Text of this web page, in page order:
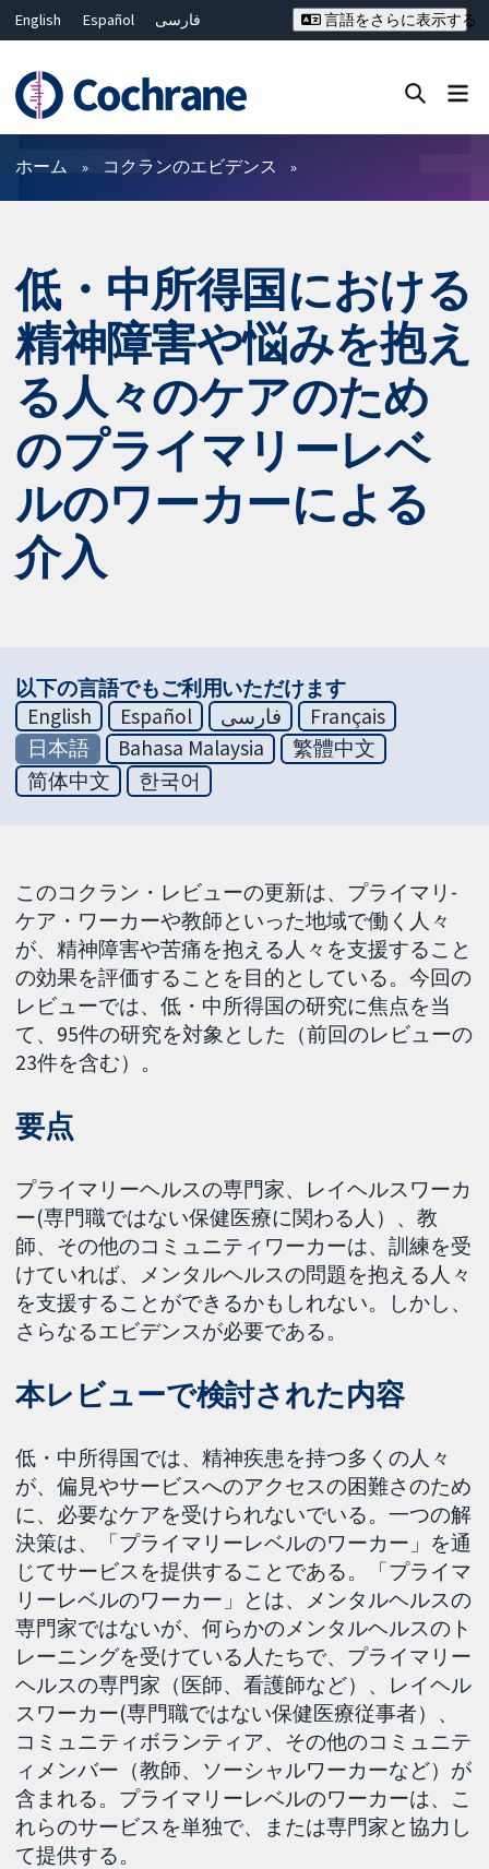
English Español
فارسی
Deutsch
Bahasa Malaysia
ไทย
繁體中文
简体中文
言語をさらに表示する
フィルター
ホーム コクランのエビデンス
低・中所得国における
精神障害や悩みを抱え
る人々のケアのため
のプライマリーレベ
ルのワーカーによる
介入
以下の言語でもご利用いただけます
English
Español فارسی
Français
日本語
Bahasa Malaysia
繁體中文
简体中文
한국어
このコクラン・レビューの更新は、プライマリ-
ケア・ワーカーや教師といった地域で働く人々
が、精神障害や苦痛を抱える人々を支援すること
の効果を評価することを目的としている。今回の
レビューでは、低・中所得国の研究に焦点を当
て、95件の研究を対象とした（前回のレビューの
23件を含む）。
要点
プライマリーヘルスの専門家、レイヘルスワーカ
ー(専門職ではない保健医療に関わる人）、教
師、その他のコミュニティワーカーは、訓練を受
けていれば、メンタルヘルスの問題を抱える人々
を支援することができるかもしれない。しかし、
さらなるエビデンスが必要である。
本レビューで検討された内容
低・中所得国では、精神疾患を持つ多くの人々
が、偏見やサービスへのアクセスの困難さのため
に、必要なケアを受けられないでいる。一つの解
決策は、「プライマリーレベルのワーカー」を通
じてサービスを提供することである。「プライマ
リーレベルのワーカー」とは、メンタルヘルスの
専門家ではないが、何らかのメンタルヘルスのト
レーニングを受けている人たちで、プライマリー
ヘルスの専門家（医師、看護師など）、レイヘル
スワーカー(専門職ではない保健医療従事者）、
コミュニティボランティア、その他のコミュニテ
ィメンバー（教師、ソーシャルワーカーなど）が
含まれる。プライマリーレベルのワーカーは、こ
れらのサービスを単独で、または専門家と協力し
て提供する。